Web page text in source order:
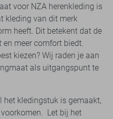
voor NZA herenkleding is
kleding van dit merk
heeft. Dit betekent dat de
meer comfort biedt.
kiezen? Wij raden je aan
als uitgangspunt te
het kledingstuk is gemaakt,
Let bij het